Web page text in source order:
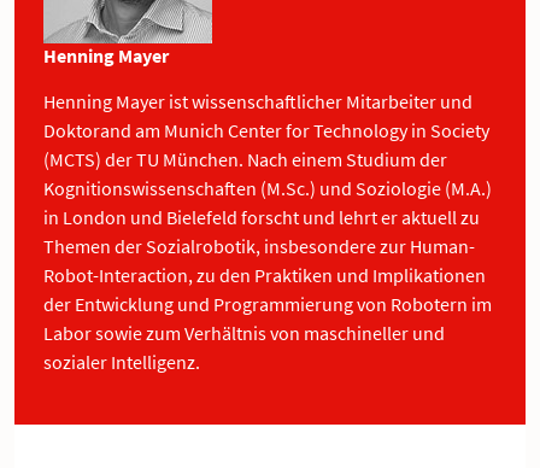
Henning Mayer
Henning Mayer ist wissenschaftlicher Mitarbeiter und
Doktorand am Munich Center for Technology in Society
(MCTS) der TU München. Nach einem Studium der
Kognitionswissenschaften (M.Sc.) und Soziologie (M.A.)
in London und Bielefeld forscht und lehrt er aktuell zu
Themen der Sozialrobotik, insbesondere zur Human-
Robot-Interaction, zu den Praktiken und Implikationen
der Entwicklung und Programmierung von Robotern im
Labor sowie zum Verhältnis von maschineller und
sozialer Intelligenz.